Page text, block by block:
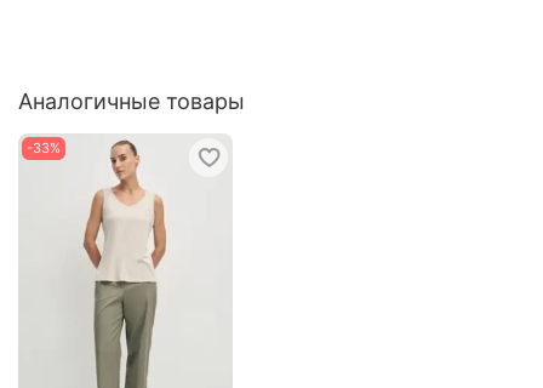
Аналогичные товары
-33%